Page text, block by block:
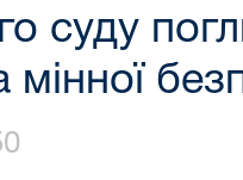
суду
мінної